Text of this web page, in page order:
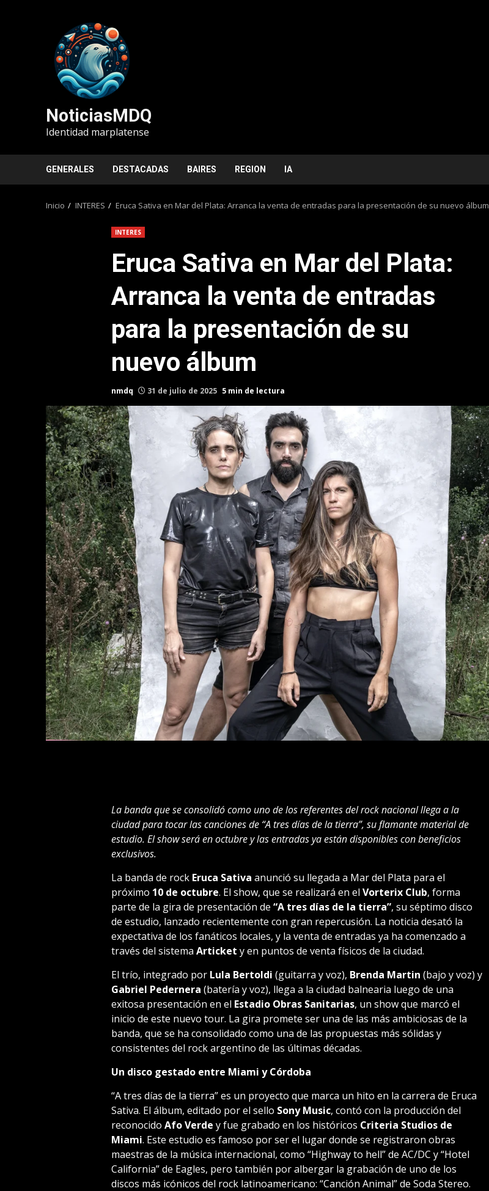
NoticiasMDQ
Identidad marplatense
GENERALES DESTACADAS BAIRES REGION IA
Inicio INTERES Eruca Sativa en Mar del Plata: Arranca la venta de entradas para la presentación de su nuevo álbum
INTERES
Eruca Sativa en Mar del Plata:
Arranca la venta de entradas
para la presentación de su
nuevo álbum
nmdq 31 de julio de 2025 5 min de lectura
La banda que se consolidó como uno de los referentes del rock nacional llega a la
ciudad para tocar las canciones de “A tres días de la tierra”, su flamante material de
estudio. El show será en octubre y las entradas ya están disponibles con beneficios
exclusivos.
La banda de rock Eruca Sativa anunció su llegada a Mar del Plata para el
próximo 10 de octubre. El show, que se realizará en el Vorterix Club, forma
parte de la gira de presentación de “A tres días de la tierra”, su séptimo disco
de estudio, lanzado recientemente con gran repercusión. La noticia desató la
expectativa de los fanáticos locales, y la venta de entradas ya ha comenzado a
través del sistema Articket y en puntos de venta físicos de la ciudad.
El trío, integrado por Lula Bertoldi (guitarra y voz), Brenda Martin (bajo y voz) y
Gabriel Pedernera (batería y voz), llega a la ciudad balnearia luego de una
exitosa presentación en el Estadio Obras Sanitarias, un show que marcó el
inicio de este nuevo tour. La gira promete ser una de las más ambiciosas de la
banda, que se ha consolidado como una de las propuestas más sólidas y
consistentes del rock argentino de las últimas décadas.
Un disco gestado entre Miami y Córdoba
“A tres días de la tierra” es un proyecto que marca un hito en la carrera de Eruca
Sativa. El álbum, editado por el sello Sony Music, contó con la producción del
reconocido Afo Verde y fue grabado en los históricos Criteria Studios de
Miami. Este estudio es famoso por ser el lugar donde se registraron obras
maestras de la música internacional, como “Highway to hell” de AC/DC y “Hotel
California” de Eagles, pero también por albergar la grabación de uno de los
discos más icónicos del rock latinoamericano: “Canción Animal” de Soda Stereo.